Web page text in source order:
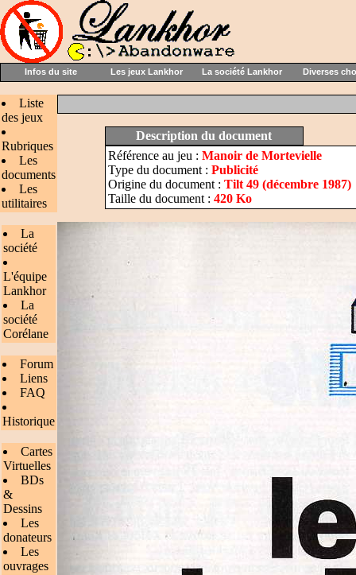
Infos du site Les jeux Lankhor La société Lankhor Diverses
Liste
des jeux
Rubriques
Les
documents
Les
utilitaires
La
société
L'équipe
Lankhor
La
société
Corélane
Forum
Liens
FAQ
Historique
Cartes
Virtuelles
BDs
&
Dessins
Les
donateurs
Les
ouvrages
Description du document
Référence au jeu : Manoir de Mortevielle
Type du document : Publicité
Origine du document : Tilt 49 (décembre 1987)
Taille du document : 420 Ko